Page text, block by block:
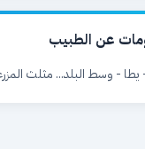
عن الطبيب
- وسط البلد... مثلث